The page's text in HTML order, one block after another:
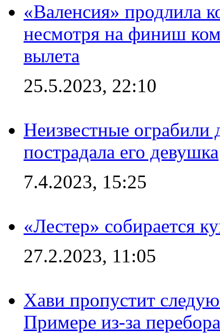
«Валенсия» продлила
несмотря на финиш
вылета
25.5.2023, 22:10
Неизвестные
пострадала его девушка
7.4.2023, 15:25
«Лестер» собирается
27.2.2023, 11:05
Хави пропустит
Примере из-за